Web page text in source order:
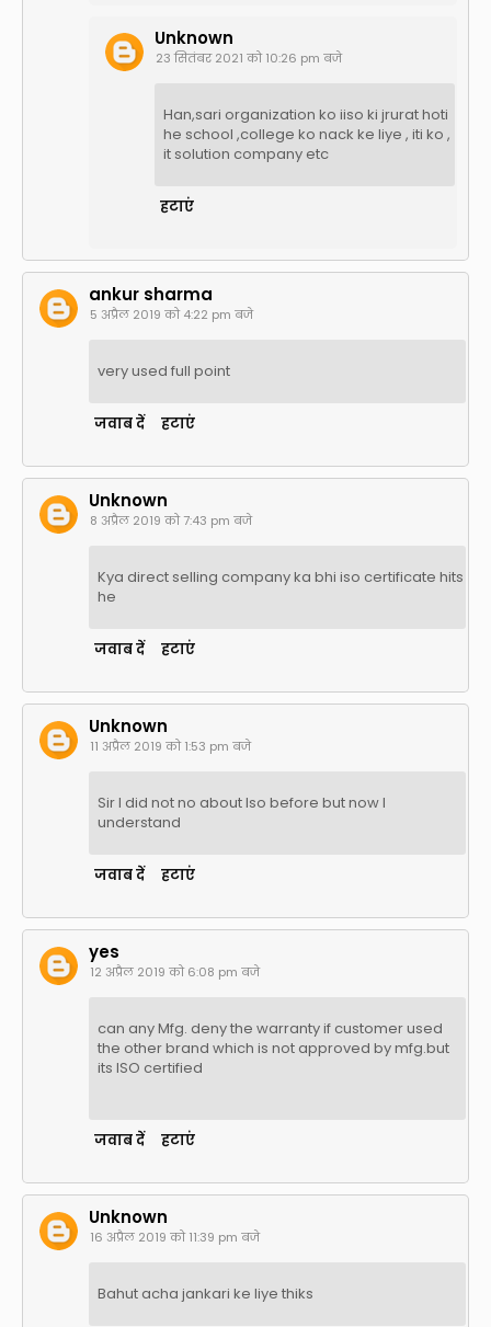
Unknown
23 सितंबर 2021 को 10:26 pm बजे
Han,sari organization ko iiso ki jrurat hoti
he school ,college ko nack ke liye , iti ko ,
it solution company etc
हटाएं
ankur sharma
5 अप्रैल 2019 को 4:22 pm बजे
very used full point
जवाब दें हटाएं
Unknown
8 अप्रैल 2019 को 7:43 pm बजे
Kya direct selling company ka bhi iso certificate hits
he
जवाब दें हटाएं
Unknown
11 अप्रैल 2019 को 1:53 pm बजे
Sir I did not no about Iso before but now I
understand
जवाब दें हटाएं
yes
12 अप्रैल 2019 को 6:08 pm बजे
can any Mfg. deny the warranty if customer used
the other brand which is not approved by mfg.but
its ISO certified
जवाब दें हटाएं
Unknown
16 अप्रैल 2019 को 11:39 pm बजे
Bahut acha jankari ke liye thiks